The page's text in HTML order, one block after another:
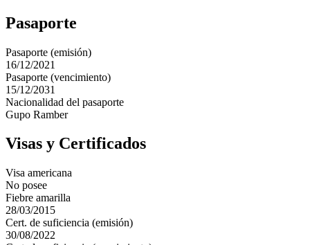
Pasaporte
Pasaporte (emisión)
16/12/2021
Pasaporte (vencimiento)
15/12/2031
Nacionalidad del pasaporte
Gupo Ramber
Visas y Certificados
Visa americana
No posee
Fiebre amarilla
28/03/2015
Cert. de suficiencia (emisión)
30/08/2022